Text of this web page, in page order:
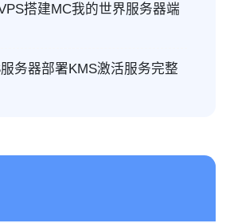
搭建MC我的世界服务器端
务器部署KMS激活服务完整